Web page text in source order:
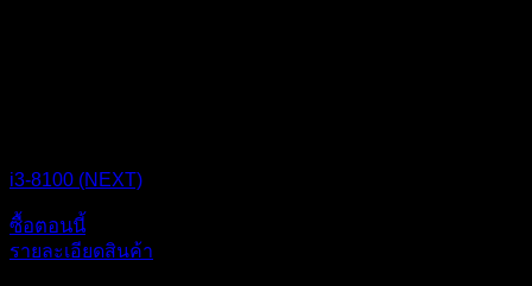
i3-8100 (NEXT)
ซื้อตอนนี้
รายละเอียดสินค้า